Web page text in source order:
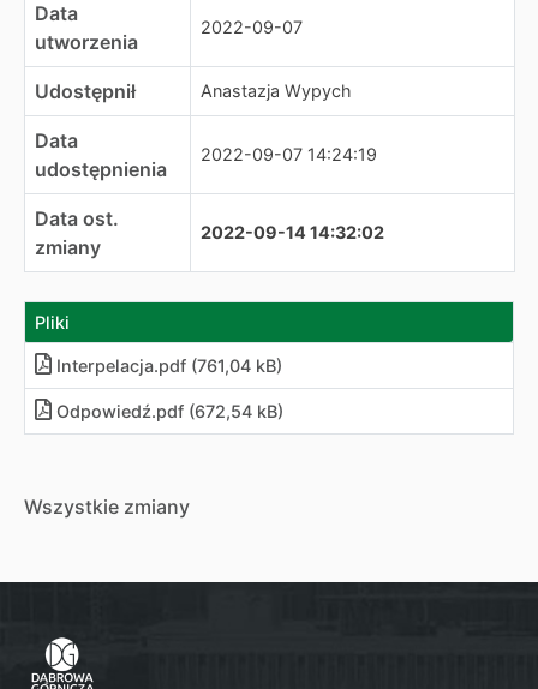
Data
utworzenia
2022-09-07
Udostępnił Anastazja Wypych
Data
udostępnienia
2022-09-07 14:24:19
Data ost.
zmiany
2022-09-14 14:32:02
Pliki
Interpelacja.pdf (761,04 kB)
Odpowiedź.pdf (672,54 kB)
Wszystkie zmiany